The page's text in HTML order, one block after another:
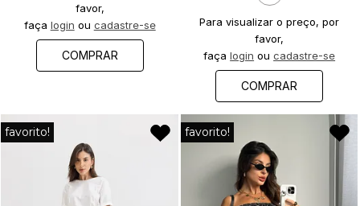
favor,
faça login ou cadastre-se
COMPRAR
Para visualizar o preço, por
favor,
façalogin oucadastre-se
COMPRAR
favorito! favorito!